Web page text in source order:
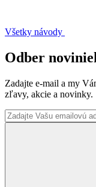
Všetky návody
Odber
Zadajte e-mail a my
zľavy, akcie a novinky.